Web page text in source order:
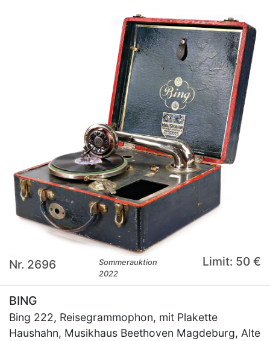
Nr. 2696
Sommerauktion
2022
Limit: 50 €
BING
Bing 222, Reisegrammophon, mit Plakette
Haushahn, Musikhaus Beethoven Magdeburg, Alte